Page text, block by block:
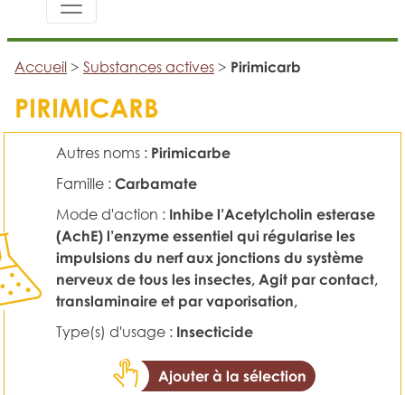
Accueil > Substances actives > Pirimicarb
PIRIMICARB
Autres noms : Pirimicarbe
Famille : Carbamate
Mode d'action : Inhibe l’Acetylcholin esterase
(AchE) l’enzyme essentiel qui régularise les
impulsions du nerf aux jonctions du système
nerveux de tous les insectes, Agit par contact,
translaminaire et par vaporisation,
Type(s) d'usage : Insecticide
Ajouter à la sélection